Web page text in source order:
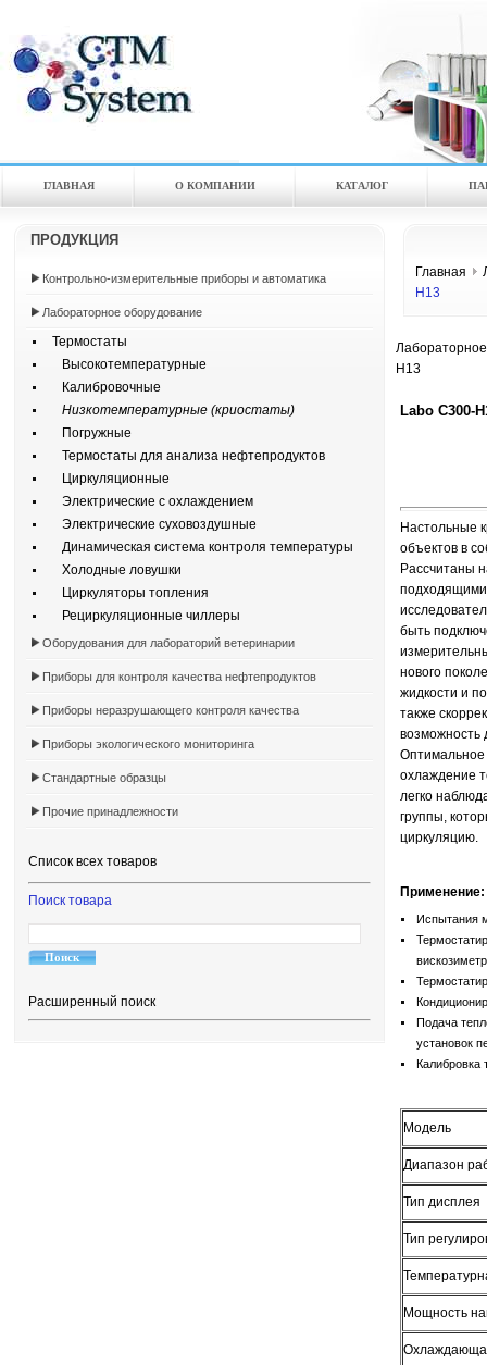
ГЛАВНАЯ О КОМПАНИИ КАТАЛOГ
ПРОДУКЦИЯ
Контрольно-измерительные приборы и автоматика
Лабораторное оборудование
Термостаты
Высокотемпературные
Калибровочные
Низкотемпературные (криостаты)
Погружные
Термостаты для анализа нефтепродуктов
Циркуляционные
Электрические с охлаждением
Электрические суховоздушные
Динамическая система контроля температуры
Холодные ловушки
Циркуляторы топления
Рециркуляционные чиллеры
Оборудования для лабораторий ветеринарии
Приборы для контроля качества нефтепродуктов
Приборы неразрушающего контроля качества
Приборы экологического мониторинга
Стандартные образцы
Прочие принадлежности
Список всех товаров
Поиск товара
Расширенный поиск
Главная
H13
H13
Labo C300-
Настольные
объектов в
Рассчитаны
быть
нового
жидкости и
также
возможность
Оптимальное
охлаждение
легко
группы,
циркуляцию.
Применение:
Испытания
Подача
установок
Калибровка
Модель
Диапазон
Тип дисплея
Тип
Мощность